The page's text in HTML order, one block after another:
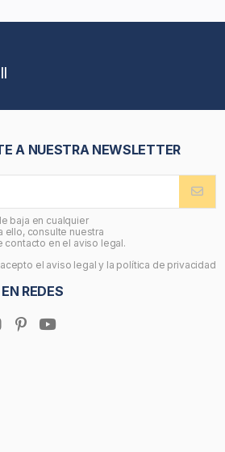
A NUESTRA NEWSLETTER
baja en cualquier
ello, consulte nuestra
contacto en el aviso legal.
el aviso legal y la política de privacidad
REDES